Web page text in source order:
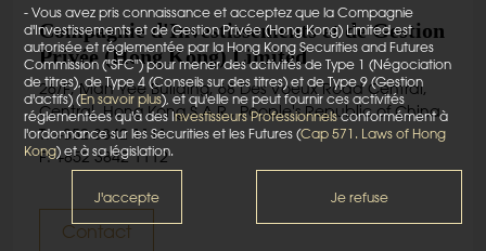
- Vous avez pris connaissance et acceptez que la Compagnie
d'Investissements et de Gestion Privée (Hong Kong) Limited est
autorisée et réglementée par la Hong Kong Securities and Futures
Commission ("SFC") pour mener des activités de Type 1 (Négociation
de titres), de Type 4 (Conseils sur des titres) et de Type 9 (Gestion
d'actifs) (En savoir plus), et qu'elle ne peut fournir ces activités
réglementées qu'à des Investisseurs Professionnelsconformément à
l'ordonnance sur les Securities et les Futures (Cap 571. Laws of Hong
Kong) et à sa législation.
J'accepte Je refuse
Compagnie d'Investissements et de Gestion
Privée (Hong Kong) Limited
26/F, Man Yee Building, 68 Des Voeux Road Central,
Central, Hong Kong S.A.R., People's Republic of China
T: +852 3842 1111
F: +852 3842 1112
Contact